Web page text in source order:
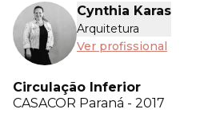
Cynthia Karas
Arquitetura
Ver profissional
Circulação Inferior
CASACOR Paraná - 2017